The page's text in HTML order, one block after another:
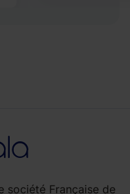
société Française de